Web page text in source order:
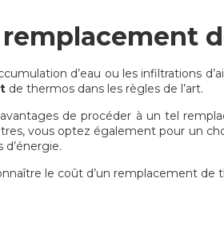
remplacement
d’eau ou les infiltrations
de thermos dans les règles de l’art.
de procéder à un tel
vous optez également pour un
d’énergie.
le coût d’un remplacement de